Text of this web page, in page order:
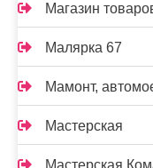
Магазин
Малярка 67
Мамонт,
Мастерская